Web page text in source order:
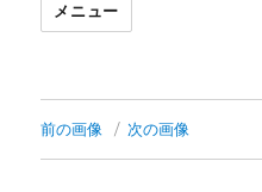
メニュー
前の画像 次の画像